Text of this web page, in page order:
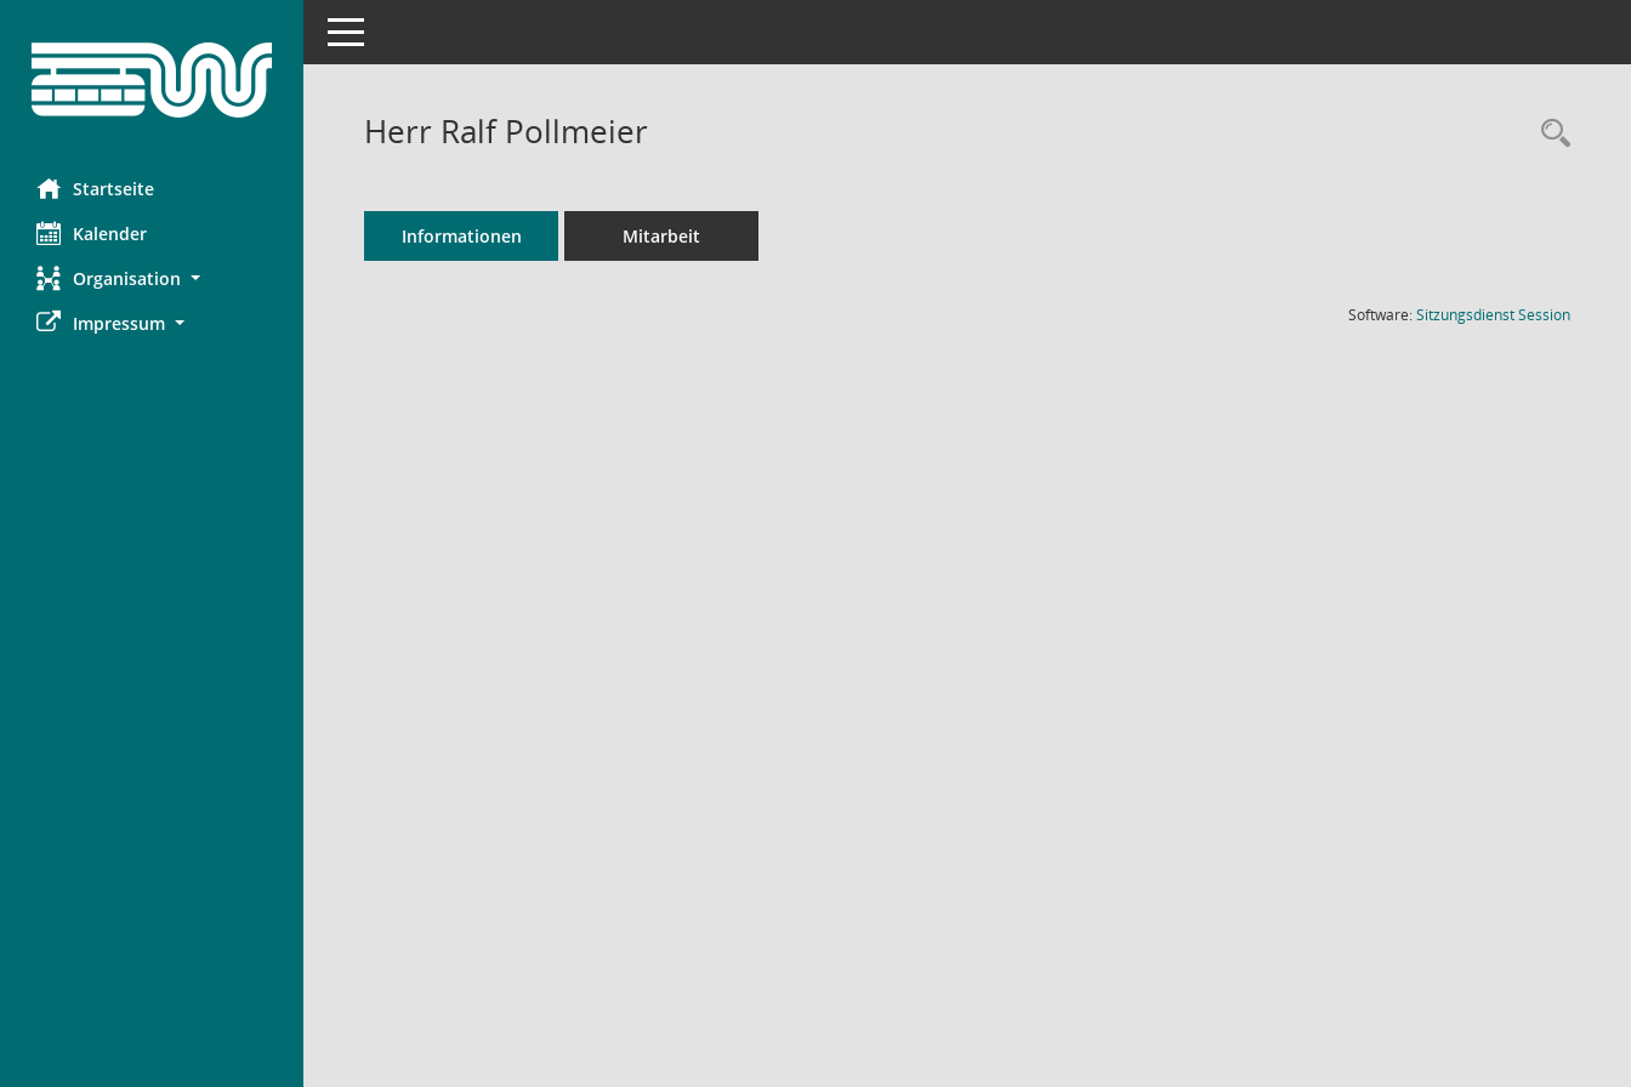
Startseite
Kalender
Organisation
Impressum
Toggle navigation
Herr Ralf Pollmeier
Informationen Mitarbeit
Software:SitzungsdienstSession(Wird in